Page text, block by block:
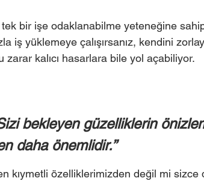
tek bir işe odaklanabilme yeteneğine
iş yüklemeye çalışırsanız, kendini
kalıcı hasarlara bile yol açabiliyor.
bekleyen güzelliklerin
daha önemlidir.’’
kıymetli özelliklerimizden değil mi sizce